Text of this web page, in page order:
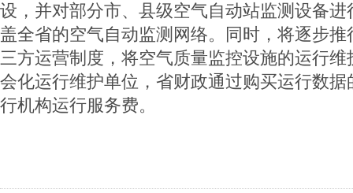
设，并对部分市、县级空气自动站监测设备
盖全省的空气自动监测网络。同时，将逐步
三方运营制度，将空气质量监控设施的运行
会化运行维护单位，省财政通过购买运行数
行机构运行服务费。